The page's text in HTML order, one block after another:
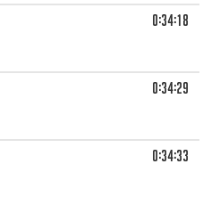
0:34:18
0:34:29
0:34:33